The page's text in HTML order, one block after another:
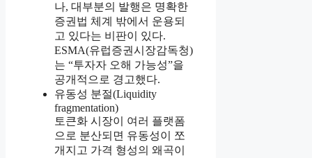
나, 대부분의 발행은 명확한
증권법 체계 밖에서 운용되
고 있다는 비판이 있다.
ESMA(유럽증권시장감독청)
는 “투자자 오해 가능성”을
공개적으로 경고했다.
유동성 분절(Liquidity
fragmentation)
토큰화 시장이 여러 플랫폼
으로 분산되면 유동성이 쪼
개지고 가격 형성의 왜곡이